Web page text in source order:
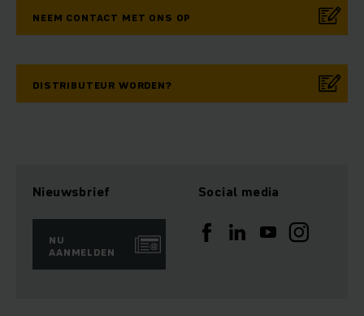
NEEM CONTACT MET ONS OP
DISTRIBUTEUR WORDEN?
Nieuwsbrief
NU
AANMELDEN
Social media